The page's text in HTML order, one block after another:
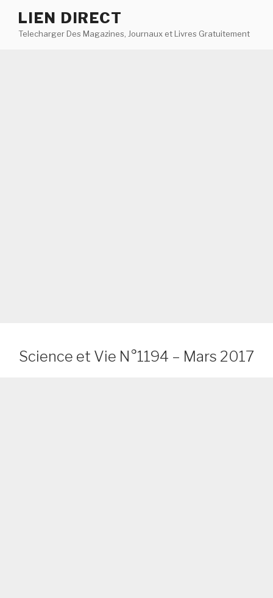
contenu
LIEN DIRECT
Telecharger Des Magazines, Journaux et Livres Gratuitement
Science et Vie N°1194 – Mars 2017